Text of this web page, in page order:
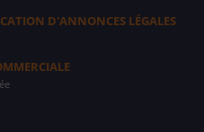
D'ANNONCES LÉGALES